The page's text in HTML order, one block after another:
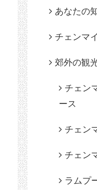
あなたの
チェンマ
郊外の観
チェン
ース
チェン
チェン
ラムプ